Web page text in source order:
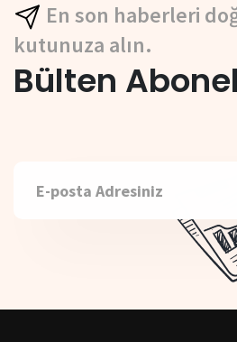
En son haberleri
kutunuza alın.
Bülten